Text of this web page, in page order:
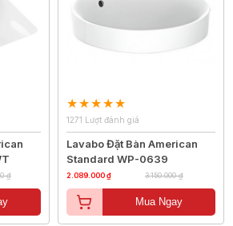
₫
1271 Lượt đánh giá
Lavabo Đặt Bàn American
Standard WP-0639
2.089.000 ₫ 3.150.000 ₫
Mua Ngay